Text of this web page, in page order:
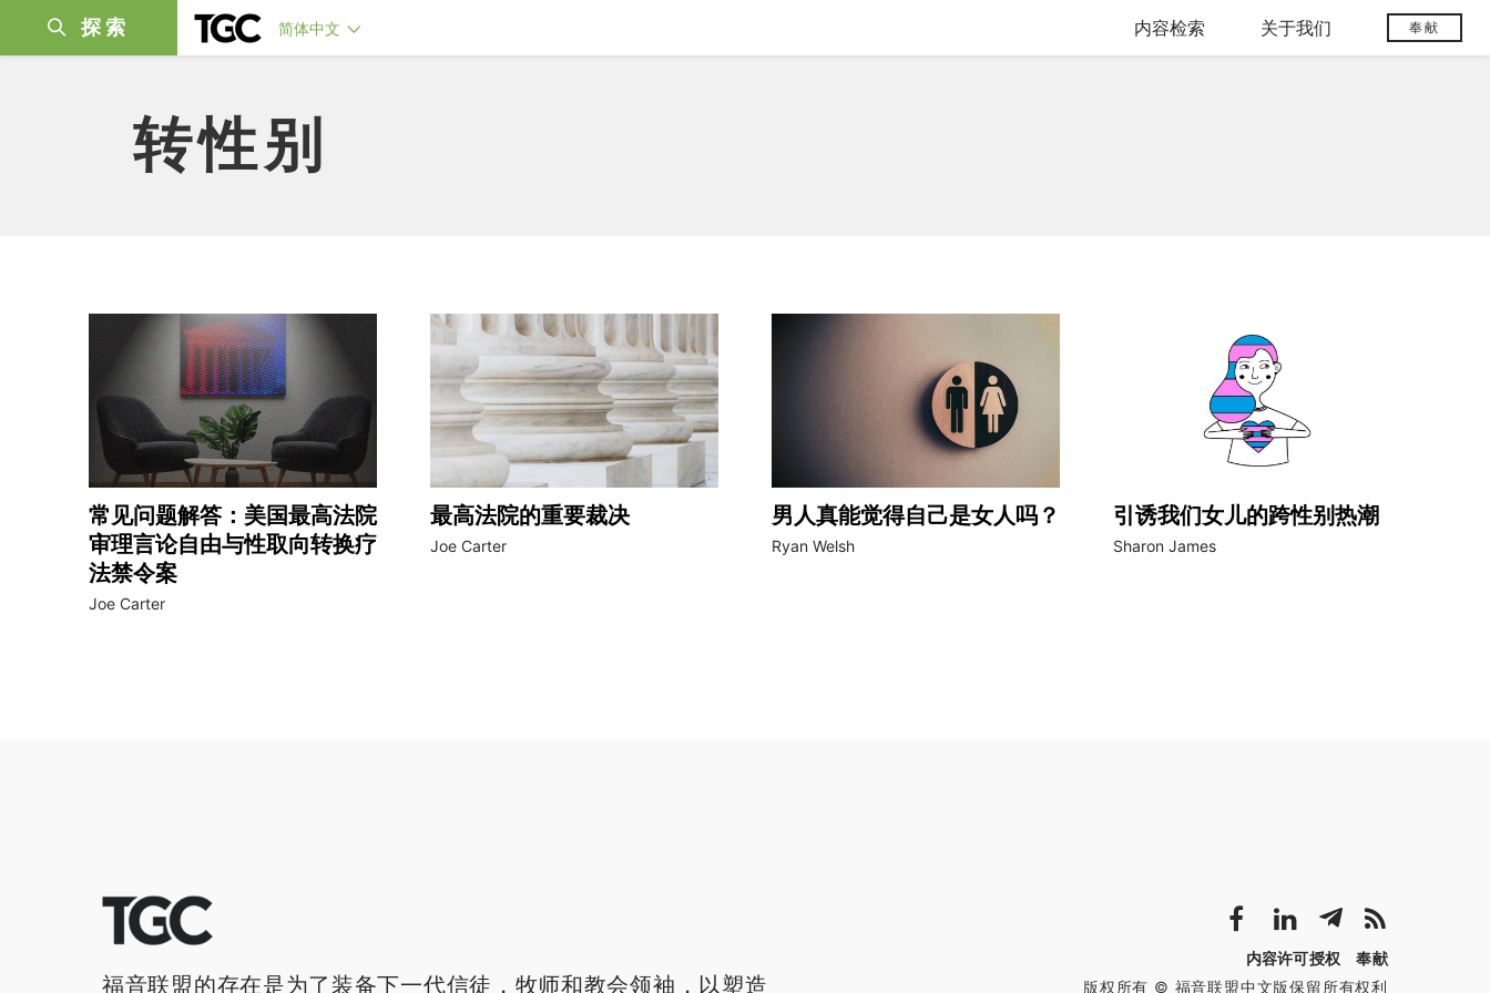
探索 简体中文 内容检索 关于我们 奉献
转性别
常见问题解答：美国最高法院
审理言论自由与性取向转换疗
法禁令案
Joe Carter
最高法院的重要裁决
Joe Carter
男人真能觉得自己是女人吗？
Ryan Welsh
引诱我们女儿的跨性别热潮
Sharon James
福音联盟的存在是为了装备下一代信徒，牧师和教会领袖，以塑造
内容许可授权
奉献
版权所有 © 福音联盟中文版保留所有权利